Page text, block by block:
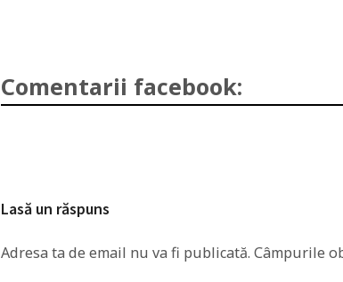
Comentarii facebook:
Lasă un răspuns
Adresa ta de email nu va fi publicată. Câmpurile